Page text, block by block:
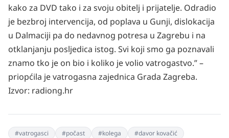
kako za DVD tako i za svoju obitelj i prijatelje. Odradio
je bezbroj intervencija, od poplava u Gunji, dislokacija
u Dalmaciji pa do nedavnog potresa u Zagrebu i na
otklanjanju posljedica istog. Svi koji smo ga poznavali
znamo tko je on bio i koliko je volio vatrogastvo.” –
priopćila je vatrogasna zajednica Grada Zagreba.
Izvor: radiong.hr
#vatrogasci #počast #kolega #davor kovačić